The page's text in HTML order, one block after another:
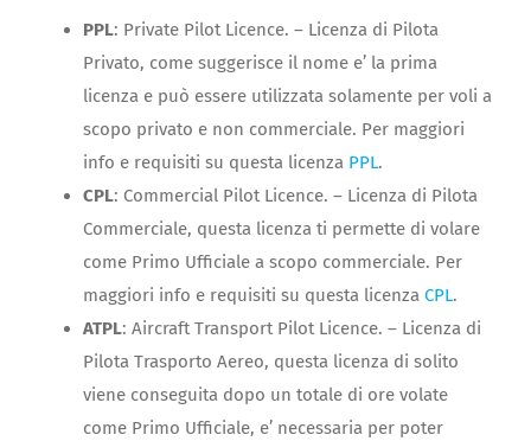
PPL: Private Pilot Licence. – Licenza di Pilota
Privato, come suggerisce il nome e’ la prima
licenza e può essere utilizzata solamente per voli a
scopo privato e non commerciale. Per maggiori
info e requisiti su questa licenza PPL.
CPL: Commercial Pilot Licence. – Licenza di Pilota
Commerciale, questa licenza ti permette di volare
come Primo Ufficiale a scopo commerciale. Per
maggiori info e requisiti su questa licenza CPL.
ATPL: Aircraft Transport Pilot Licence. – Licenza di
Pilota Trasporto Aereo, questa licenza di solito
viene conseguita dopo un totale di ore volate
come Primo Ufficiale, e’ necessaria per poter